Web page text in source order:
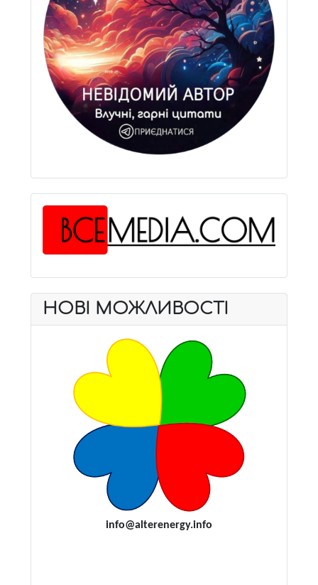
НОВІ МОЖЛИВОСТІ
info@alterenergy.info